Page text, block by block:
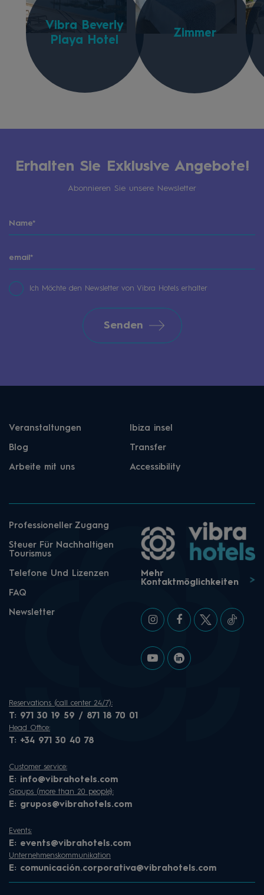
Vibra Beverly
Playa Hotel
Zimmer
Erhalten Sie Exklusive Angebote!
Abonnieren Sie unsere Newsletter
Ich Möchte den Newsletter von Vibra Hotels erhalter
Senden
Veranstaltungen Ibiza insel
Blog Transfer
Arbeite mit uns Accessibility
Professioneller Zugang
Steuer Für Nachhaltigen
Tourismus
Telefone Und Lizenzen
FAQ
Newsletter
Mehr
Kontaktmöglichkeiten
Reservations (call center 24/7):
T: 971 30 19 59 / 871 18 70 01
Head Office:
T: +34 971 30 40 78
Customer service:
E: info@vibrahotels.com
Groups (more than 20 people):
E: grupos@vibrahotels.com
Events:
E: events@vibrahotels.com
Unternehmenskommunikation
E: comunicación.corporativa@vibrahotels.com